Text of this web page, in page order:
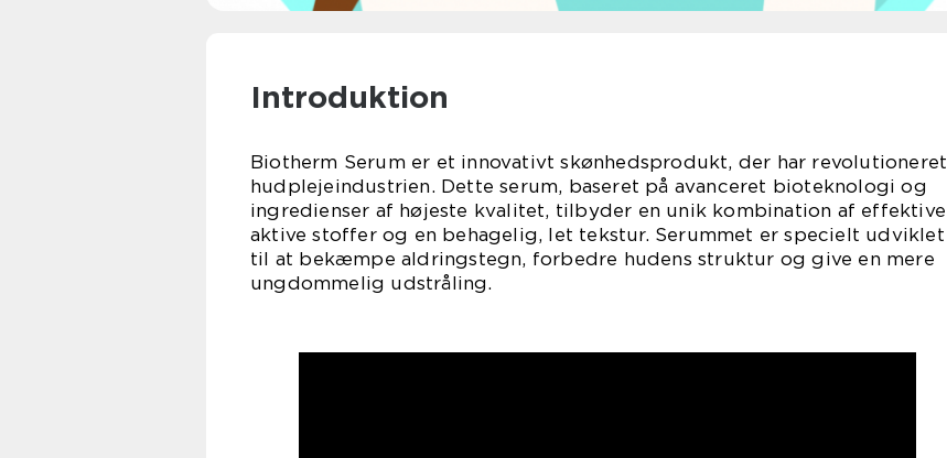
Introduktion
Biotherm Serum er et innovativt skønhedsprodukt, der har revolutioneret
hudplejeindustrien. Dette serum, baseret på avanceret bioteknologi og
ingredienser af højeste kvalitet, tilbyder en unik kombination af effektive
aktive stoffer og en behagelig, let tekstur. Serummet er specielt udviklet
til at bekæmpe aldringstegn, forbedre hudens struktur og give en mere
ungdommelig udstråling.